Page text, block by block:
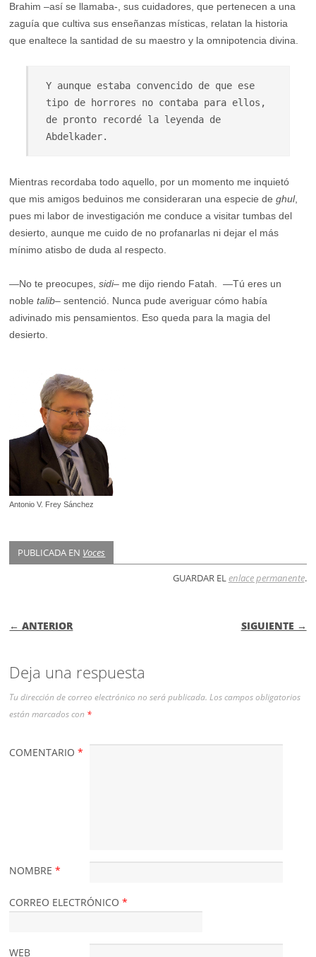
Brahim –así se llamaba-, sus cuidadores, que pertenecen a una
zaguía que cultiva sus enseñanzas místicas, relatan la historia
que enaltece la santidad de su maestro y la omnipotencia divina.
Y aunque estaba convencido de que ese
tipo de horrores no contaba para ellos,
de pronto recordé la leyenda de
Abdelkader.
Mientras recordaba todo aquello, por un momento me inquietó
que mis amigos beduinos me consideraran una especie deghul,
pues mi labor de investigación me conduce a visitar tumbas del
desierto, aunque me cuido de no profanarlas ni dejar el más
mínimo atisbo de duda al respecto.
—No te preocupes,sidi– me dijo riendo Fatah. —Tú eres un
nobletalib– sentenció. Nunca pude averiguar cómo había
adivinado mis pensamientos. Eso queda para la magia del
desierto.
Antonio V. Frey Sánchez
PUBLICADA EN Voces
GUARDAR ELenlace permanente.
NAVEGACIÓN DE ENTRADAS
← ANTERIOR SIGUIENTE →
Deja una respuesta
Tu dirección de correo electrónico no será publicada. Los campos obligatorios
están marcados con *
COMENTARIO*
NOMBRE*
CORREO ELECTRÓNICO*
WEB